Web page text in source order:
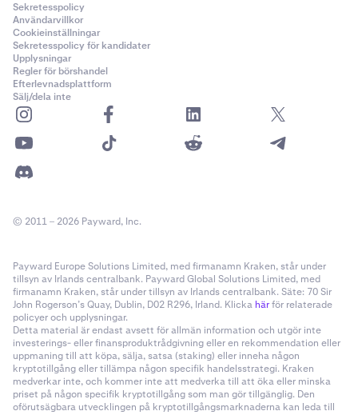
Sekretesspolicy
Användarvillkor
Cookieinställningar
Sekretesspolicy för kandidater
Upplysningar
Regler för börshandel
Efterlevnadsplattform
Sälj/dela inte
© 2011 – 2026 Payward, Inc.
Payward Europe Solutions Limited, med firmanamn Kraken, står under
tillsyn av Irlands centralbank. Payward Global Solutions Limited, med
firmanamn Kraken, står under tillsyn av Irlands centralbank. Säte: 70 Sir
John Rogerson’s Quay, Dublin, D02 R296, Irland. Klicka härför relaterade
policyer och upplysningar.
Detta material är endast avsett för allmän information och utgör inte
investerings- eller finansproduktrådgivning eller en rekommendation eller
uppmaning till att köpa, sälja, satsa (staking) eller inneha någon
kryptotillgång eller tillämpa någon specifik handelsstrategi. Kraken
medverkar inte, och kommer inte att medverka till att öka eller minska
priset på någon specifik kryptotillgång som man gör tillgänglig. Den
oförutsägbara utvecklingen på kryptotillgångsmarknaderna kan leda till